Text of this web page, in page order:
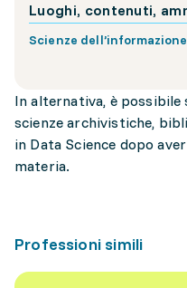
Luoghi, contenuti,
Scienze dell’informazione
In alternativa, è possibile
scienze archivistiche,
in Data Science dopo
materia.
Professioni simili